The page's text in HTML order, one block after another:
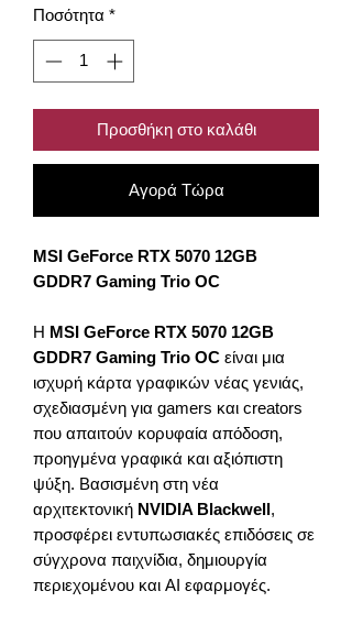
Ποσότητα *
Προσθήκη στο καλάθι
Αγορά Τώρα
MSI GeForce RTX 5070 12GB
GDDR7 Gaming Trio OC
Η MSI GeForce RTX 5070 12GB
GDDR7 Gaming Trio OC είναι μια
ισχυρή κάρτα γραφικών νέας γενιάς,
σχεδιασμένη για gamers και creators
που απαιτούν κορυφαία απόδοση,
προηγμένα γραφικά και αξιόπιστη
ψύξη. Βασισμένη στη νέα
αρχιτεκτονική NVIDIA Blackwell,
προσφέρει εντυπωσιακές επιδόσεις σε
σύγχρονα παιχνίδια, δημιουργία
περιεχομένου και AI εφαρμογές.